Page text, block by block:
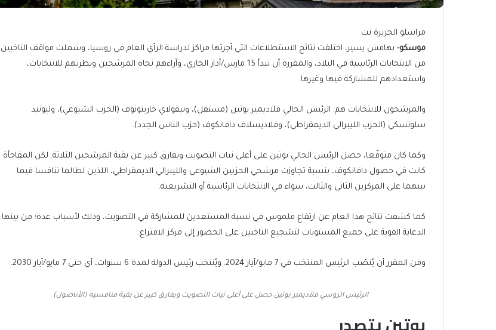
مراسلو الجزيرة نت
موسكو- بهامش يسير، اختلفت نتائج الاستطلاعات التي أجرتها مراكز لدراسة الرأي العام في روسيا، وشملت مواقف الناخبين
من الانتخابات الرئاسية في البلاد، والمقررة أن تبدأ 15 مارس/آذار الجاري، وآراءهم تجاه المرشحين ونظرتهم للانتخابات،
واستعدادهم للمشاركة فيها وغيرها.
والمرشحون للانتخابات هم: الرئيس الحالي فلاديمير بوتين (مستقل)، ونيقولاي خاريتونوف (الحزب الشيوعي)، وليونيد
سلوتسكي (الحزب الليبرالي الديمقراطي)، وفلاديسلاف دافانكوف (حزب الناس الجدد).
وكما كان متوقّعا، حصل الرئيس الحالي بوتين على أعلى نيات التصويت وبفارق كبير عن بقية المرشحين الثلاثة. لكن المفاجأة
كانت في حصول دافانكوف، بنسبة تجاوزت مرشحي الحزبين الشيوعي والليبرالي الديمقراطي، اللذين لطالما تنافسا فيما
بينهما على المركزين الثاني والثالت، سواء في الانتخابات الرئاسية أو التشريعية.
كما كشفت نتائج هذا العام عن ارتفاع ملموس في نسبة المستعدين للمشاركة في التصويت، وذلك لأسباب عدة؛ من بينها:
الدعاية القوية على جميع المستويات لتشجيع الناخبين على الحضور إلى مركز الاقتراع.
ومن المقرر أن يُنصّب الرئيس المنتخب في 7 مايو/أيار 2024. ويُنتخب رئيس الدولة لمدة 6 سنوات، أي حتى 7 مايو/أيار 2030.
الرئيس الروسي فلاديمير بوتين حصل على أعلى نيات التصويت وبفارق كبير عن بقية منافسيه (الأناضول)